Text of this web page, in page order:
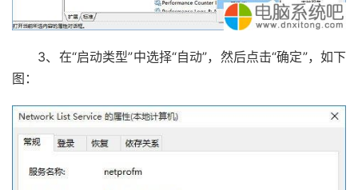
3、在“启动类型”中选择“自动”，然后点击“确定”，如下
图：